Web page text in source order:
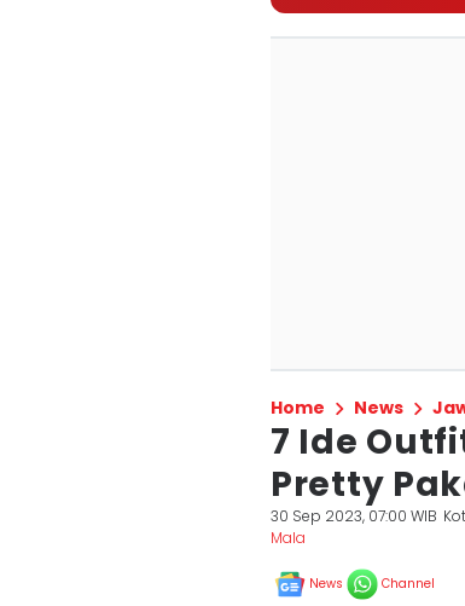
Home News
7 Ide
Pretty
30 Sep 2023, 07:00 WIB
Mala
News Channel